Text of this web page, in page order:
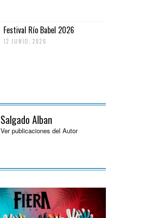
Festival Río Babel 2026
12 JUNIO, 2026
Salgado Alban
Ver publicaciones del Autor